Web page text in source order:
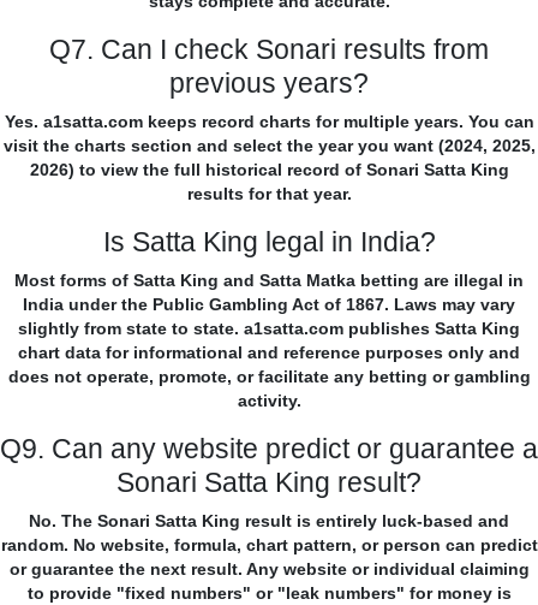
Q7. Can I check Sonari results from
previous years?
Yes. a1satta.com keeps record charts for multiple years. You can
visit the charts section and select the year you want (2024, 2025,
2026) to view the full historical record of Sonari Satta King
results for that year.
Is Satta King legal in India?
Most forms of Satta King and Satta Matka betting are illegal in
India under the Public Gambling Act of 1867. Laws may vary
slightly from state to state. a1satta.com publishes Satta King
chart data for informational and reference purposes only and
does not operate, promote, or facilitate any betting or gambling
activity.
Q9. Can any website predict or guarantee a
Sonari Satta King result?
No. The Sonari Satta King result is entirely luck-based and
random. No website, formula, chart pattern, or person can predict
or guarantee the next result. Any website or individual claiming
to provide "fixed numbers" or "leak numbers" for money is